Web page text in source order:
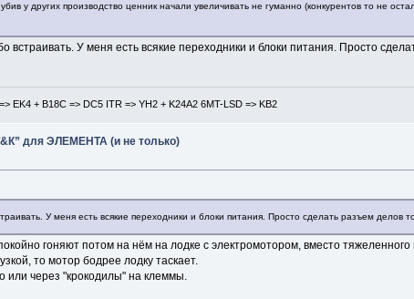
у других производство ценник начали увеличивать не гуманно (конкурентов то не
встраивать. У меня есть всякие переходники и блоки питания. Просто
EK4 + B18С => DC5 ITR => YH2 + K24A2 6MT-LSD => KB2
для ЭЛЕМЕНТА (и не только)
У меня есть всякие переходники и блоки питания. Просто сделать разъем делов
гоняют потом на нём на лодке с электромотором, вместо тяжеленного
то мотор бодрее лодку таскает.
или через "крокодилы" на клеммы.